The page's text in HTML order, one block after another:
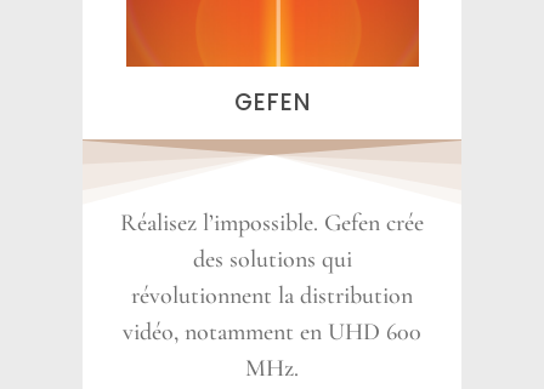
GEFEN
Réalisez l’impossible. Gefen crée
des solutions qui
révolutionnent la distribution
vidéo, notamment en UHD 600
MHz.